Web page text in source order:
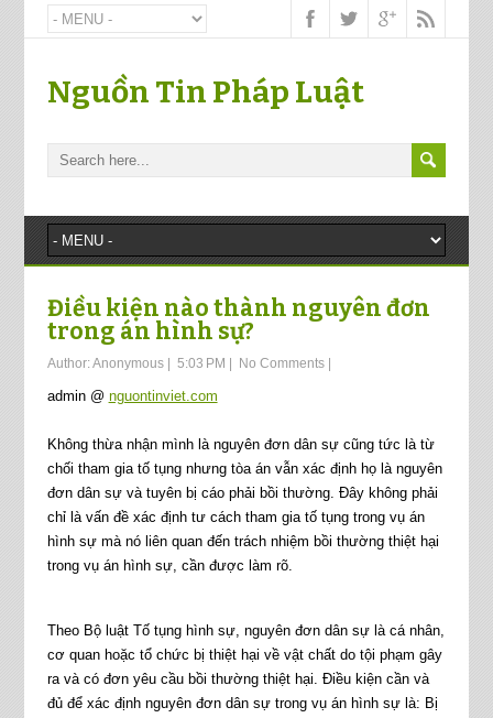
Nguồn Tin Pháp Luật
Điều kiện nào thành nguyên đơn
trong án hình sự?
Author:Anonymous| 5:03 PM No Comments|
admin @ nguontinviet.com
Không thừa nhận mình là nguyên đơn dân sự cũng tức là từ
chối tham gia tố tụng nhưng tòa án vẫn xác định họ là nguyên
đơn dân sự và tuyên bị cáo phải bồi thường. Đây không phải
chỉ là vấn đề xác định tư cách tham gia tố tụng trong vụ án
hình sự mà nó liên quan đến trách nhiệm bồi thường thiệt hại
trong vụ án hình sự, cần được làm rõ.
Theo Bộ luật Tố tụng hình sự, nguyên đơn dân sự là cá nhân,
cơ quan hoặc tổ chức bị thiệt hại về vật chất do tội phạm gây
ra và có đơn yêu cầu bồi thường thiệt hại. Điều kiện cần và
đủ để xác định nguyên đơn dân sự trong vụ án hình sự là: Bị